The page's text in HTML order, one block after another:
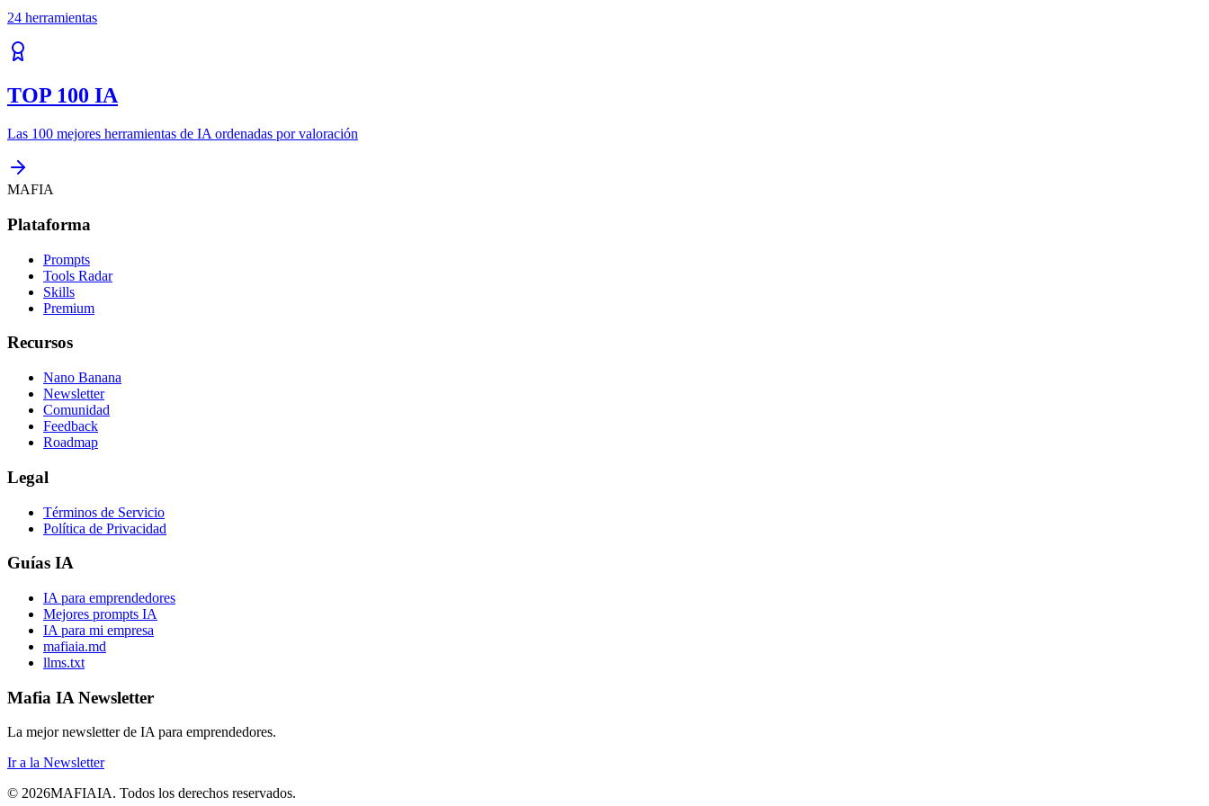
24 herramientas
TOP 100 IA
Las 100 mejores herramientas de IA ordenadas por valoración
MAFIA
Plataforma
Prompts
Tools Radar
Skills
Premium
Recursos
Nano Banana
Newsletter
Comunidad
Feedback
Roadmap
Legal
Términos de Servicio
Política de Privacidad
Guías IA
IA para emprendedores
Mejores prompts IA
IA para mi empresa
mafiaia.md
llms.txt
Mafia IA Newsletter
La mejor newsletter de IA para emprendedores.
Ir a la Newsletter
© 2026MAFIAIA. Todos los derechos reservados.